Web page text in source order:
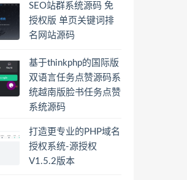
SEO站群系统源码 免
授权版 单页关键词排
名网站源码
基于thinkphp的国际版
双语言任务点赞源码系
统越南版脸书任务点赞
系统源码
打造更专业的PHP域名
授权系统-源授权
V1.5.2版本